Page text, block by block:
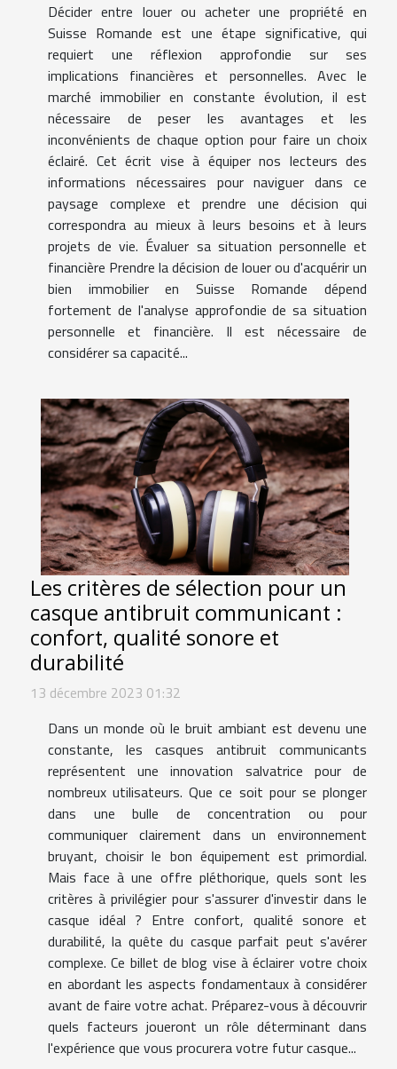
Décider entre louer ou acheter une propriété en
Suisse Romande est une étape significative, qui
requiert une réflexion approfondie sur ses
implications financières et personnelles. Avec le
marché immobilier en constante évolution, il est
nécessaire de peser les avantages et les
inconvénients de chaque option pour faire un choix
éclairé. Cet écrit vise à équiper nos lecteurs des
informations nécessaires pour naviguer dans ce
paysage complexe et prendre une décision qui
correspondra au mieux à leurs besoins et à leurs
projets de vie. Évaluer sa situation personnelle et
financière Prendre la décision de louer ou d'acquérir un
bien immobilier en Suisse Romande dépend
fortement de l'analyse approfondie de sa situation
personnelle et financière. Il est nécessaire de
considérer sa capacité...
Les critères de sélection pour un
casque antibruit communicant :
confort, qualité sonore et
durabilité
13 décembre 2023 01:32
Dans un monde où le bruit ambiant est devenu une
constante, les casques antibruit communicants
représentent une innovation salvatrice pour de
nombreux utilisateurs. Que ce soit pour se plonger
dans une bulle de concentration ou pour
communiquer clairement dans un environnement
bruyant, choisir le bon équipement est primordial.
Mais face à une offre pléthorique, quels sont les
critères à privilégier pour s'assurer d'investir dans le
casque idéal ? Entre confort, qualité sonore et
durabilité, la quête du casque parfait peut s'avérer
complexe. Ce billet de blog vise à éclairer votre choix
en abordant les aspects fondamentaux à considérer
avant de faire votre achat. Préparez-vous à découvrir
quels facteurs joueront un rôle déterminant dans
l'expérience que vous procurera votre futur casque...